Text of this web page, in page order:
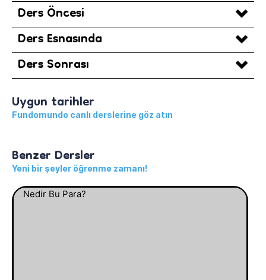
Ders Öncesi
Ders Esnasında
Ders Sonrası
Uygun tarihler
Fundomundo canlı derslerine göz atın
Benzer Dersler
Yeni bir şeyler öğrenme zamanı!